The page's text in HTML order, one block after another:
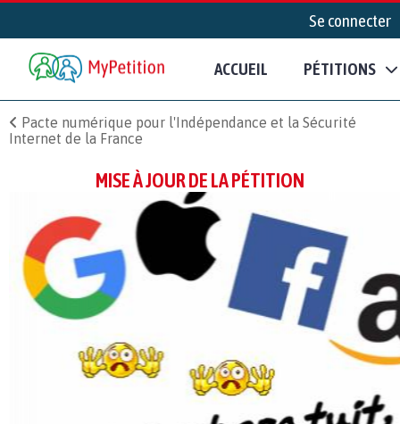
Se connecter
ACCUEIL PÉTITIONS
Pacte numérique pour l'Indépendance et la Sécurité
Internet de la France
MISE À JOUR DE LA PÉTITION